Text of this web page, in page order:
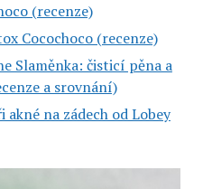
(recenze)
Cocochoco (recenze)
Slaměnka: čisticí pěna a
a srovnání)
akné na zádech od Lobey